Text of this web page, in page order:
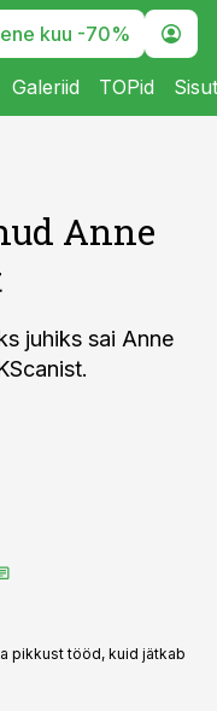
kuu -70%
Galeriid TOPid
Anne
juhiks sai Anne
pikkust tööd, kuid jätkab